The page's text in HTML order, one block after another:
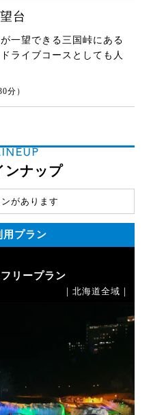
台
一望できる三国峠にある
ライブコースとしても人
分）
ンナップ
があります
用プラン
リープラン
｜北海道全域｜